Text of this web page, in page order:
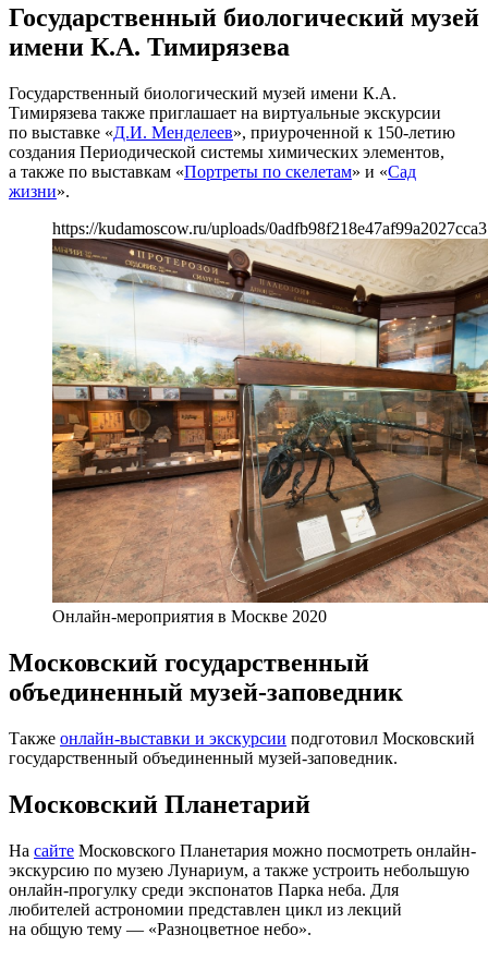
Государственный биологический музей
имени К.А. Тимирязева
Государственный биологический музей имени К.А.
Тимирязева также приглашает на виртуальные экскурсии
по выставке «Д.И. Менделеев», приуроченной к 150-летию
создания Периодической системы химических элементов,
а также по выставкам «Портреты по скелетам» и «Сад
жизни».
https://kudamoscow.ru/uploads/
Онлайн-мероприятия в Москве 2020
Московский государственный
объединенный музей-заповедник
Также онлайн-выставки и экскурсии подготовил Московский
государственный объединенный музей-заповедник.
Московский Планетарий
На сайте Московского Планетария можно посмотреть онлайн-
экскурсию по музею Лунариум, а также устроить небольшую
онлайн-прогулку среди экспонатов Парка неба. Для
любителей астрономии представлен цикл из лекций
на общую тему ­— «Разноцветное небо».